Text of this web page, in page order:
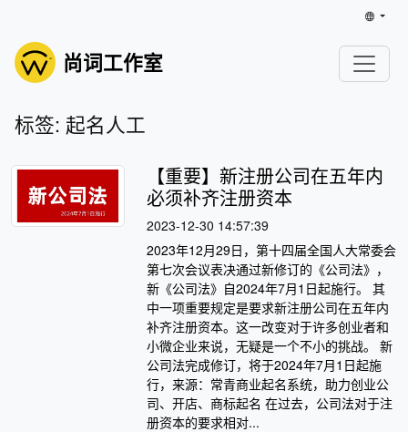
尚词工作室
标签: 起名人工
【重要】新注册公司在五年内
必须补齐注册资本
2023-12-30 14:57:39
2023年12月29日，第十四届全国人大常委会
第七次会议表决通过新修订的《公司法》，
新《公司法》自2024年7月1日起施行。 其
中一项重要规定是要求新注册公司在五年内
补齐注册资本。这一改变对于许多创业者和
小微企业来说，无疑是一个不小的挑战。 新
公司法完成修订，将于2024年7月1日起施
行，来源：常青商业起名系统，助力创业公
司、开店、商标起名 在过去，公司法对于注
册资本的要求相对...